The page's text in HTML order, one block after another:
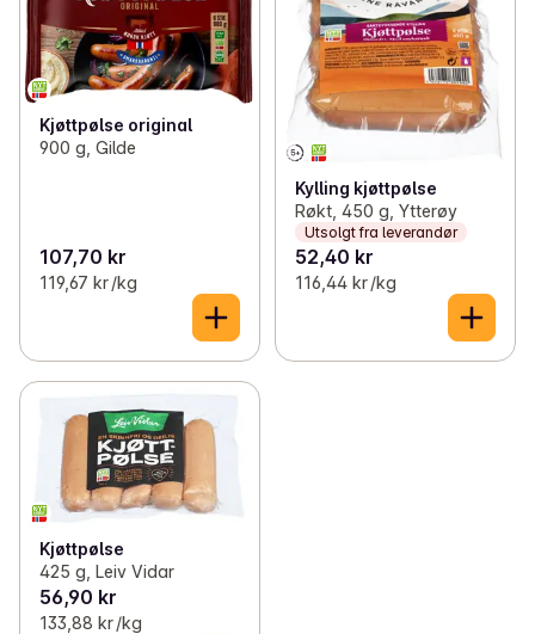
Kjøttpølse original
900 g, Gilde
107,70 kr
119,67 kr /kg
Kylling kjøttpølse
Røkt, 450 g, Ytterøy
Utsolgt fra leverandør
52,40 kr
116,44 kr /kg
Kjøttpølse
425 g, Leiv Vidar
56,90 kr
133,88 kr /kg